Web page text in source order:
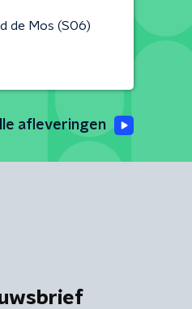
de Mos (S06)
afleveringen